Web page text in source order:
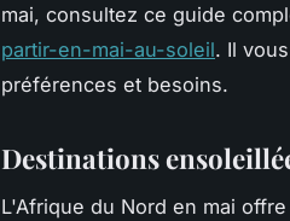
mai, consultez ce guide
partir-en-mai-au-soleil. Il
préférences et besoins.
Destinations
L'Afrique du Nord en mai